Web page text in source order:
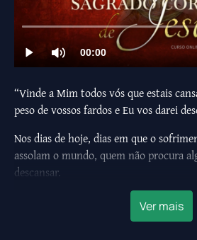
“Vinde a Mim todos vós que estais
peso de vossos fardos e Eu vos darei
Nos dias de hoje, dias em que o
assolam o mundo, quem não procura
descansar.
Ao longo da história, muitos santos
descanso, repousando no Coração de
Ver mais